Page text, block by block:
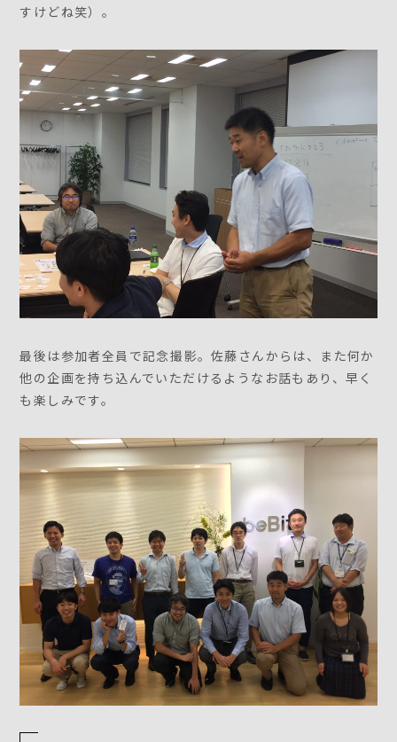
すけどね笑）。
最後は参加者全員で記念撮影。佐藤さんからは、また何か
他の企画を持ち込んでいただけるようなお話もあり、早く
も楽しみです。